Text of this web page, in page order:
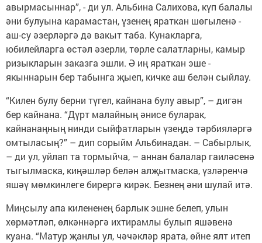
авырмасыннар”, - ди ул. Альбина Салихова, күп балалы
әни булуына карамастан, үзенең яраткан шөгыленә -
аш-су әзерләргә дә вакыт таба. Кунакларга,
юбилейларга өстәл әзерли, төрле салатларны, камыр
ризыкларын заказга эшли. Ә иң яраткан эше -
якыннарын бер табынга җыеп, кичке аш белән сыйлау.
“Килен булу берни түгел, кайнана булу авыр”, – дигән
бер кайнана. “Дүрт малайның әнисе буларак,
кайнанаңның нинди сыйфатларын үзеңдә тәрбияләргә
омтыласың?” – дип сорыйм Альбинадан. – Сабырлык,
– ди ул, уйлап та тормыйча, – аннан балалар гаиләсенә
тыгылмаска, киңәшләр белән алҗытмаска, үзләренчә
яшәү мөмкинлеге бирергә кирәк. Безнең әни шулай итә.
Миңсылу апа килененең барлык эшне белеп, улын
хөрмәтләп, өлкәннәргә ихтирамлы булып яшәвенә
куана. “Матур җанлы ул, чәчәкләр ярата, өйне ялт итеп